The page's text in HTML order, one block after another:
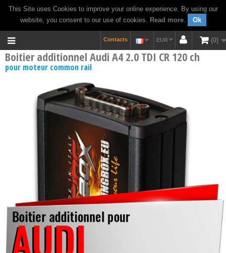
This Site uses Cookies to improve your online experience. By using our
website, you consent to our use of cookies. Read more. Ok
0
EUR
Contacts
Boitier additionnel Audi A4 2.0 TDI CR 120 ch
pour moteur common rail